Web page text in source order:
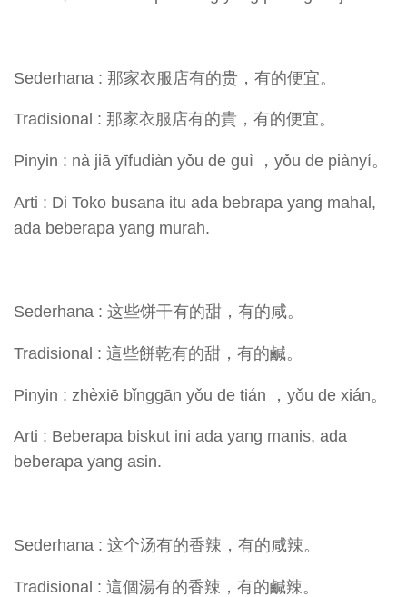
Sederhana : 那家衣服店有的贵，有的便宜。
Tradisional : 那家衣服店有的貴，有的便宜。
Pinyin : nà jiā yīfudiàn yǒu de guì ，yǒu de piànyí。
Arti : Di Toko busana itu ada bebrapa yang mahal,
ada beberapa yang murah.
Sederhana : 这些饼干有的甜，有的咸。
Tradisional : 這些餅乾有的甜，有的鹹。
Pinyin : zhèxiē bǐnggān yǒu de tián ，yǒu de xián。
Arti : Beberapa biskut ini ada yang manis, ada
beberapa yang asin.
Sederhana : 这个汤有的香辣，有的咸辣。
Tradisional : 這個湯有的香辣，有的鹹辣。